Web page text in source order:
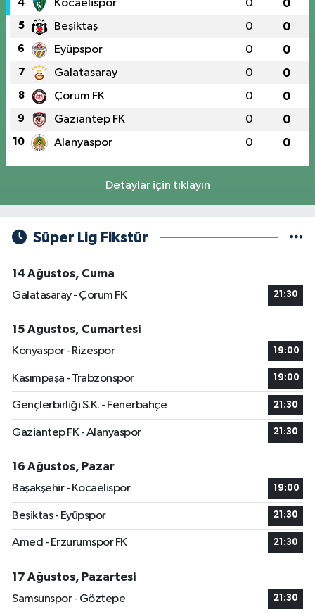
4 Kocaelispor 0 0
5 Beşiktaş 0 0
6 Eyüpspor 0 0
7 Galatasaray 0 0
8 Çorum FK 0 0
9 Gaziantep FK 0 0
10 Alanyaspor 0 0
Detaylar için tıklayın
Süper Lig Fikstür
14 Ağustos, Cuma
Galatasaray - Çorum FK
21:30
15 Ağustos, Cumartesi
Konyaspor - Rizespor
19:00
Kasımpaşa - Trabzonspor 19:00
Gençlerbirliği S.K. - Fenerbahçe 21:30
Gaziantep FK - Alanyaspor 21:30
16 Ağustos, Pazar
Başakşehir - Kocaelispor
19:00
Beşiktaş - Eyüpspor 21:30
Amed - Erzurumspor FK 21:30
17 Ağustos, Pazartesi
Samsunspor - Göztepe
21:30